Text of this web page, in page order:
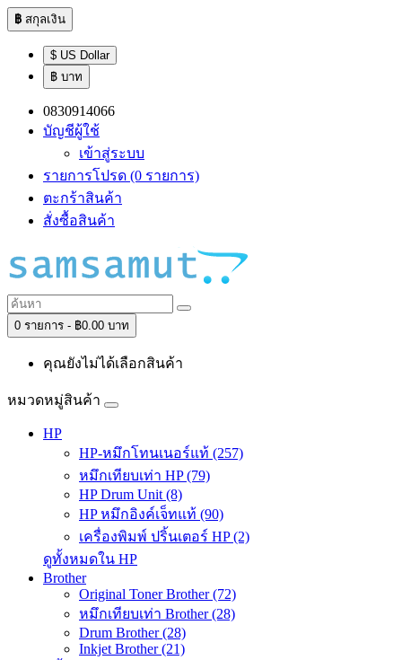
฿ สกุลเงิน
$ US Dollar
฿ บาท
0830914066
บัญชีผู้ใช้
เข้าสู่ระบบ
รายการโปรด (0 รายการ)
ตะกร้าสินค้า
สั่งซื้อสินค้า
0 รายการ - ฿0.00 บาท
คุณยังไม่ได้เลือกสินค้า
หมวดหมู่สินค้า
HP
HP-หมึกโทนเนอร์แท้ (257)
หมึกเทียบเท่า HP (79)
HP Drum Unit (8)
HP หมึกอิงค์เจ็ทแท้ (90)
เครื่องพิมพ์ ปริ้นเตอร์ HP (2)
ดูทั้งหมดใน HP
Brother
Original Toner Brother (72)
หมึกเทียบเท่า Brother (28)
Drum Brother (28)
Inkjet Brother (21)